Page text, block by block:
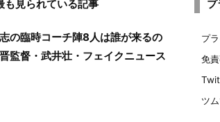
も見られている記事
の臨時コーチ陣8人は誰が来るの
監督・武井壮・フェイクニュース
プ
免
ツ